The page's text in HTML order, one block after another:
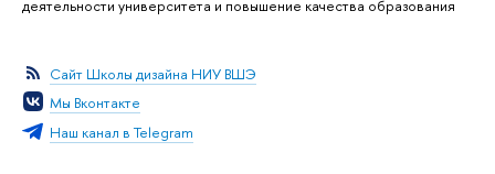
деятельности университета и повышение качества образования
Сайт Школы дизайна НИУ ВШЭ
Мы Вконтакте
Наш канал в Telegram